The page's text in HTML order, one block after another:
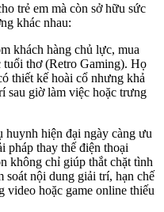
trẻ em mà còn sở hữu sức
khác nhau:
khách hàng chủ lực, mua
thơ (Retro Gaming). Họ
thiết kế hoài cổ nhưng khả
sau giờ làm việc hoặc trưng
huynh hiện đại ngày càng ưu
pháp thay thế điện thoại
không chỉ giúp thắt chặt tình
soát nội dung giải trí, hạn chế
video hoặc game online thiếu